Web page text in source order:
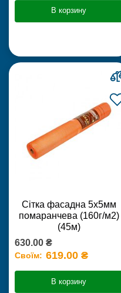
В корзину
Сітка фасадна 5х5мм
помаранчева (160г/м2)
(45м)
630.00 ₴
Своїм: 619.00 ₴
В корзину